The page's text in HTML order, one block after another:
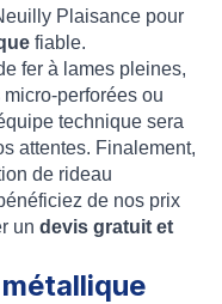
Plaisance pour
fiable.
fer à lames pleines,
micro-perforées ou
technique sera
attentes. Finalement,
de rideau
de nos prix
un devis gratuit et